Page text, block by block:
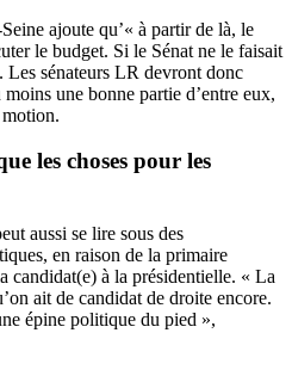
ajoute qu’« à partir de là, le
le budget. Si le Sénat ne le faisait
sénateurs LR devront donc
une bonne partie d’entre eux,
motion.
les choses pour les
aussi se lire sous des
en raison de la primaire
candidat(e) à la présidentielle. « La
ait de candidat de droite encore.
épine politique du pied »,